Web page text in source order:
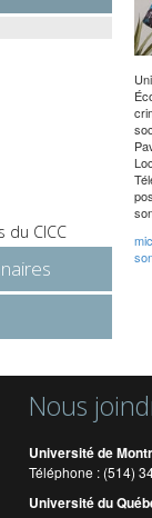
du CICC
Nous
Université de
Téléphone : (514)
Université du